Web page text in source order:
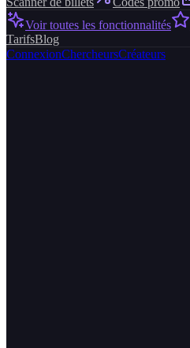
Voir toutes les fonctionnalités
TarifsBlog
ConnexionChercheursCréateurs